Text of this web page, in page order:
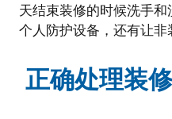
天结束装修的时候洗手
个人防护设备，还有让非
正确处理装